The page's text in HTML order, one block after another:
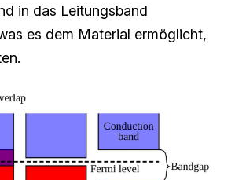
in das Leitungsband
es dem Material ermöglicht,